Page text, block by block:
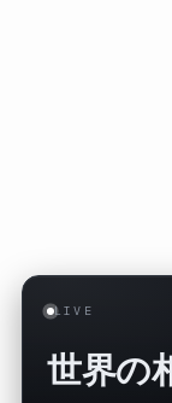
LIVE
世界の